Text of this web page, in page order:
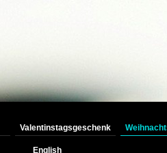
Valentinstagsgeschenk
English